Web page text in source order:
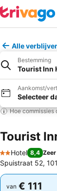
Alle
Bestemming
Tourist Inn
Aankomst/
Selecteer
Hoe commissies
Tourist
2 Sterren
Hotel 8,4
Spuistraat 52,
van € 111
van € 111